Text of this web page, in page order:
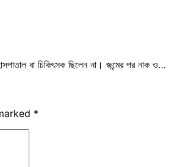
বা চিকিৎসক ছিলেন না। জন্মের পর নাক ও…
*